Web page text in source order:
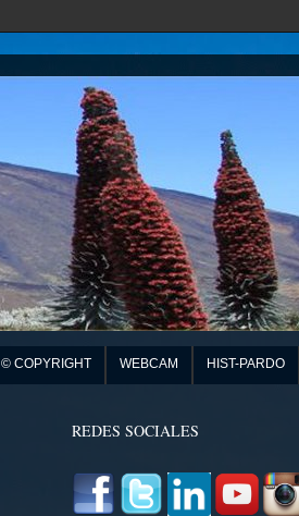
© COPYRIGHT WEBCAM HIST-PARDO
REDES SOCIALES